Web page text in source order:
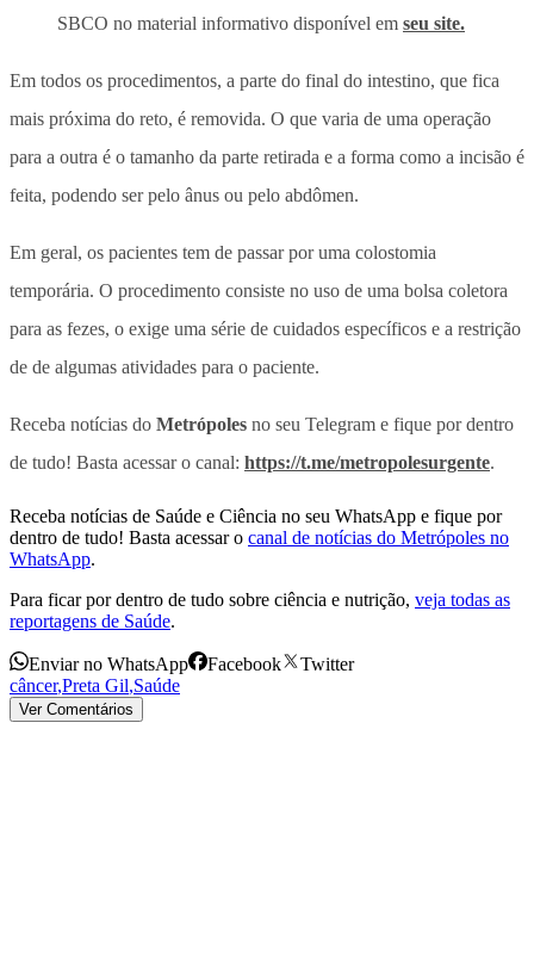
SBCO no material informativo disponível em seu site.
Em todos os procedimentos, a parte do final do intestino, que fica
mais próxima do reto, é removida. O que varia de uma operação
para a outra é o tamanho da parte retirada e a forma como a incisão é
feita, podendo ser pelo ânus ou pelo abdômen.
Em geral, os pacientes tem de passar por uma colostomia
temporária. O procedimento consiste no uso de uma bolsa coletora
para as fezes, o exige uma série de cuidados específicos e a restrição
de de algumas atividades para o paciente.
Receba notícias do Metrópoles no seu Telegram e fique por dentro
de tudo! Basta acessar o canal: https://t.me/metropolesurgente.
Receba notícias de Saúde e Ciência no seu WhatsApp e fique por
dentro de tudo! Basta acessar o canal de notícias do Metrópoles no
WhatsApp.
Para ficar por dentro de tudo sobre ciência e nutrição, veja todas as
reportagens de Saúde.
Enviar no WhatsApp Facebook
Twitter
câncer,Preta Gil,Saúde
Ver Comentários